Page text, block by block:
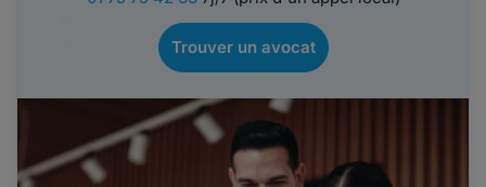
Trouver un avocat